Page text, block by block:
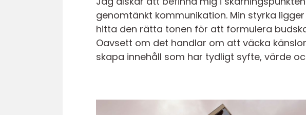
genomtänkt kommunikation. Min styrka
hitta den rätta tonen för att formulera
Oavsett om det handlar om att väcka
skapa innehåll som har tydligt syfte, värde